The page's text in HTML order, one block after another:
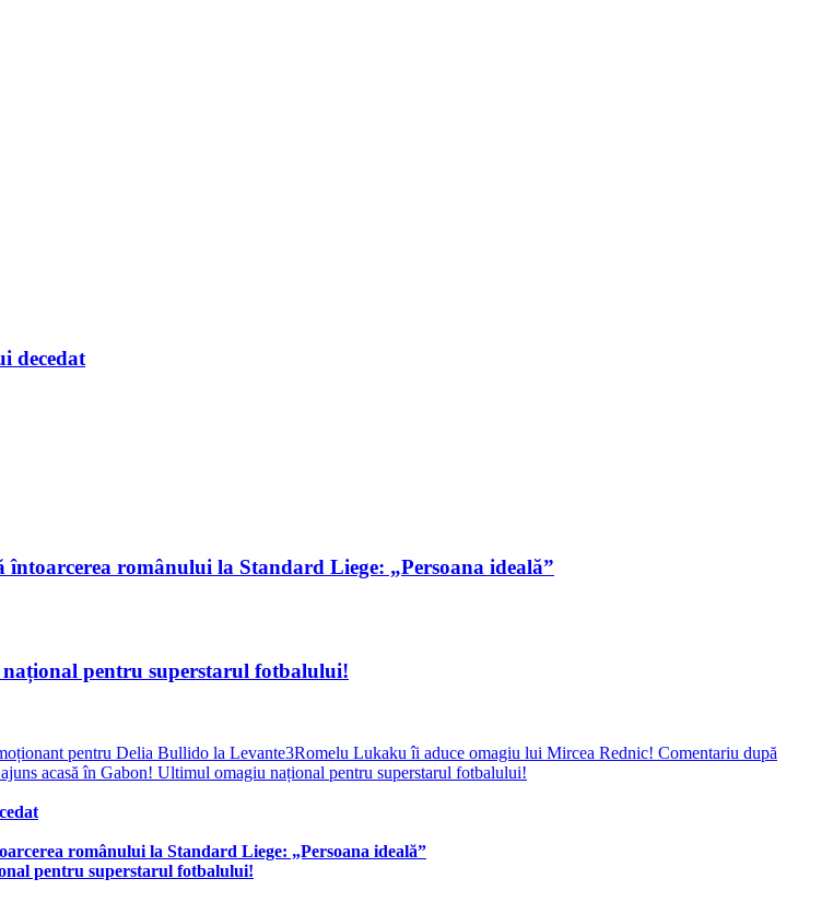
decedat
românului la Standard Liege: „Persoana ideală”
pentru superstarul fotbalului!
pentru Delia Bullido la Levante3Romelu Lukaku îi aduce omagiu lui Mircea Rednic! Comentariu după
acasă în Gabon! Ultimul omagiu național pentru superstarul fotbalului!
românului la Standard Liege: „Persoana ideală”
pentru superstarul fotbalului!